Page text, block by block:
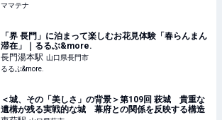
ママテナ
「界 長門」に泊まって楽しむお花見体験「春らんまん
滞在」｜るるぶ&more.
長門湯本駅 山口県長門市
るるぶ&more.
＜城、その「美しさ」の背景＞第109回 萩城 貴重な
遺構が残る実戦的な城 幕府との関係を反映する構造